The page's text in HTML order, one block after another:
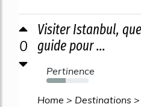
0
Visiter Istanbul,
guide pour ...
Pertinence
46%
Home > Destinations